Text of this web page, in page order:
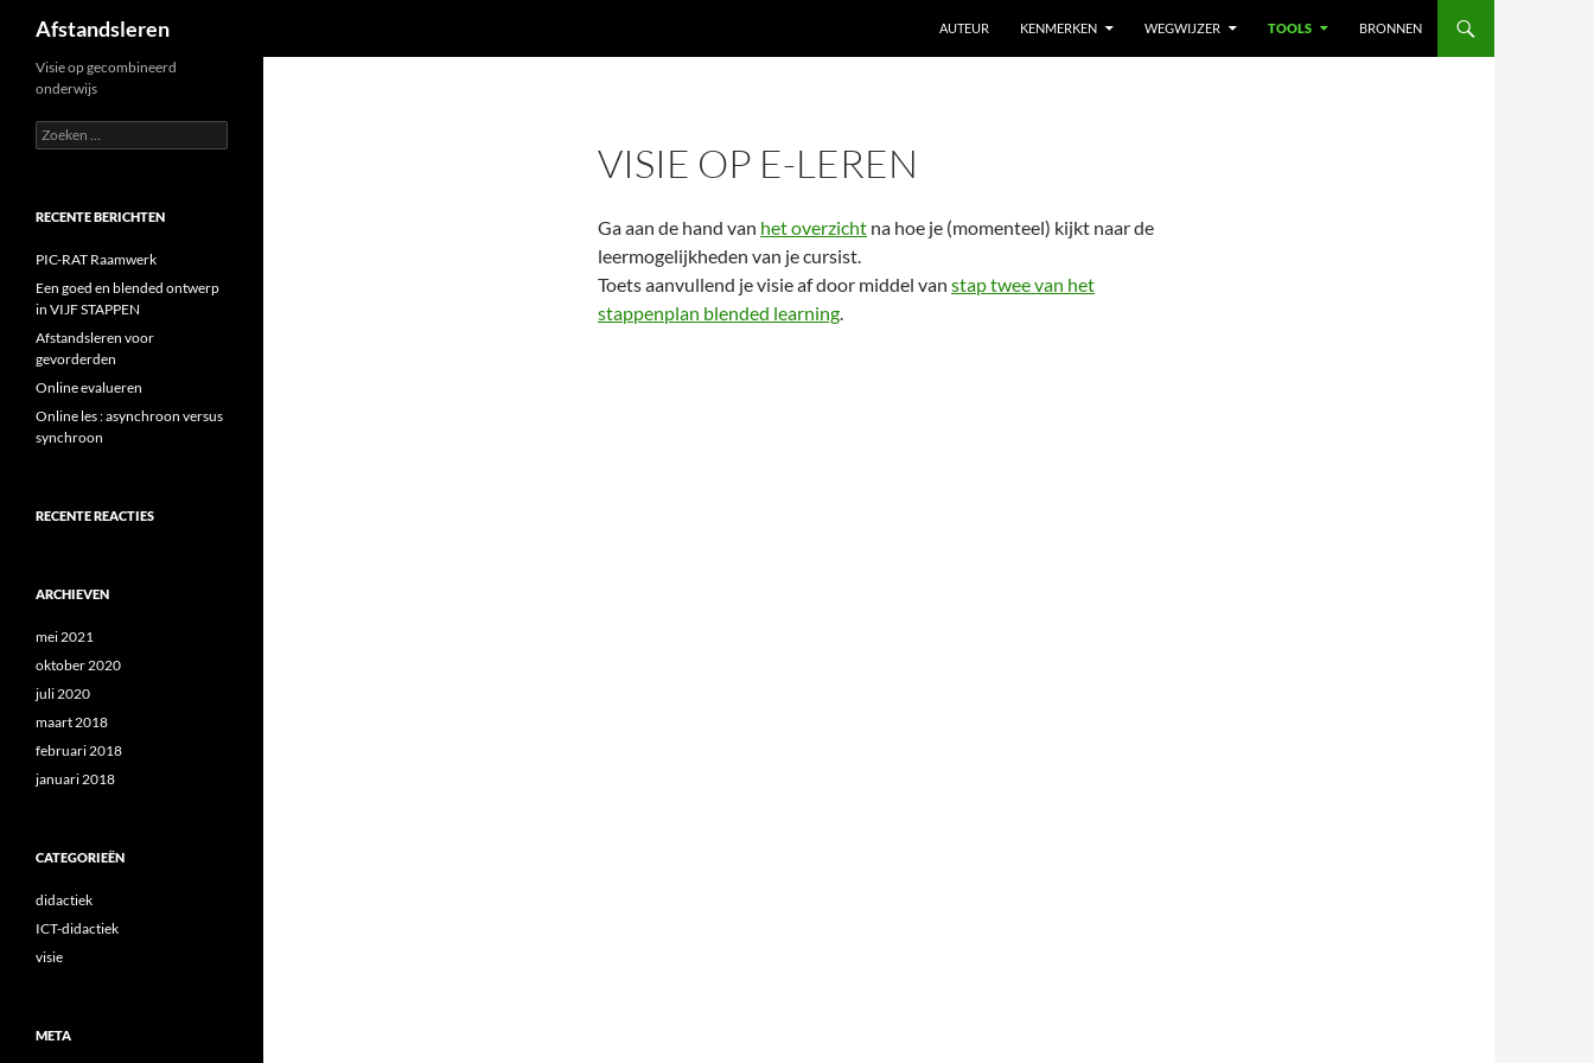
inhoud
Afstandsleren AUTEUR KENMERKEN WEGWIJZER TOOLS BRONNEN
VISIE OP E-LEREN
Ga aan de hand van het overzicht na hoe je (momenteel) kijkt naar de
leermogelijkheden van je cursist.
Toets aanvullend je visie af door middel van stap twee van het
stappenplan blended learning.
Visie op gecombineerd
onderwijs
Zoeken
naar:
RECENTE BERICHTEN
PIC-RAT Raamwerk
Een goed en blended ontwerp
in VIJF STAPPEN
Afstandsleren voor
gevorderden
Online evalueren
Online les : asynchroon versus
synchroon
RECENTE REACTIES
ARCHIEVEN
mei 2021
oktober 2020
juli 2020
maart 2018
februari 2018
januari 2018
CATEGORIEËN
didactiek
ICT-didactiek
visie
META